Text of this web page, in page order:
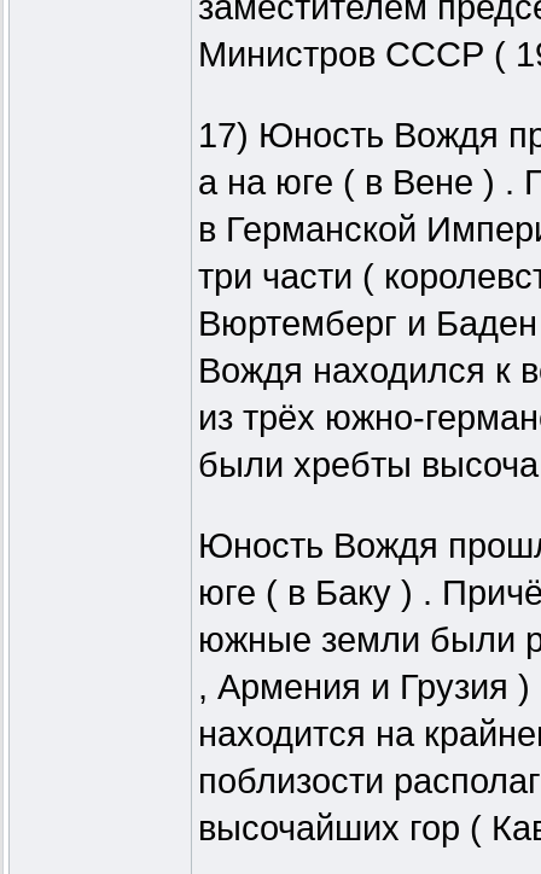
Министров СССР (
17) Юность Вождя
а на юге ( в Вене ) .
в Германской
три части (
Вюртемберг и
Вождя находился к
из трёх южно-
были хребты
Юность Вождя
юге ( в Баку ) .
южные земли были
, Армения и Грузия )
находится на
поблизости
высочайших гор (